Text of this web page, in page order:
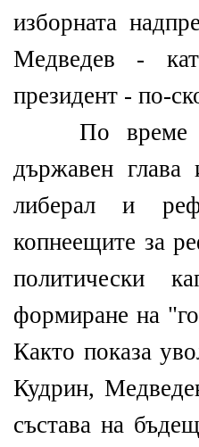
изборната
Медведев -
президент - по-
По време на
държавен глава
либерал и
копнеещите за
политически
формиране на
Както показа
Кудрин,
състава на